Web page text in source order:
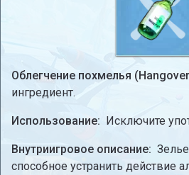
Облегчение похмелья
ингредиент.
Использование: Исключите
Внутриигровое описание:
способное устранить действие